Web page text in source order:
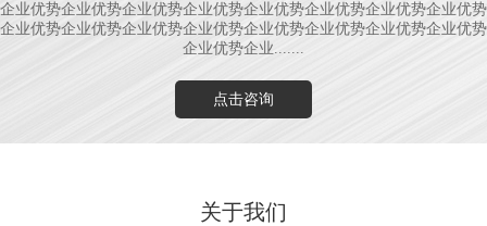
企业优势企业优势企业优势企业优势企业优势企业优势企业优势企业优势
企业优势企业优势企业优势企业优势企业优势企业优势企业优势企业优势
企业优势企业.......
点击咨询
关于我们